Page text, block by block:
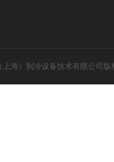
海）制冷设备技术有限公司版